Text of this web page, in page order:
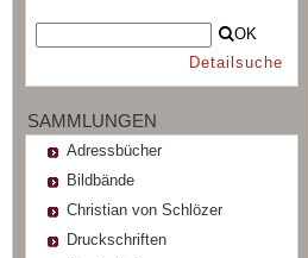
OK
Detailsuche
SAMMLUNGEN
Adressbücher
Bildbände
Christian von Schlözer
Druckschriften